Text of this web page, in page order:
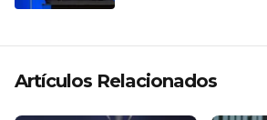
Artículos Relacionados